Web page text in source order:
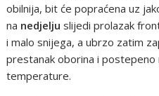
obilnija, bit će popraćena uz
na nedjelju slijedi prolazak
i malo snijega, a ubrzo zatim
prestanak oborina i
temperature.